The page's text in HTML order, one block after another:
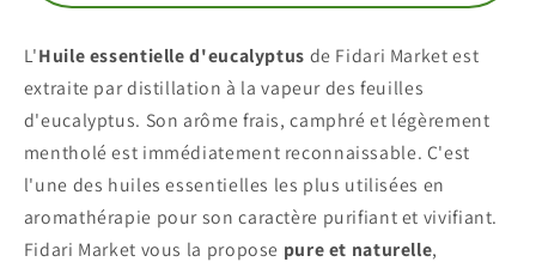
L'Huile essentielle d'eucalyptus de Fidari Market est
extraite par distillation à la vapeur des feuilles
d'eucalyptus. Son arôme frais, camphré et légèrement
mentholé est immédiatement reconnaissable. C'est
l'une des huiles essentielles les plus utilisées en
aromathérapie pour son caractère purifiant et vivifiant.
Fidari Market vous la propose pure et naturelle,